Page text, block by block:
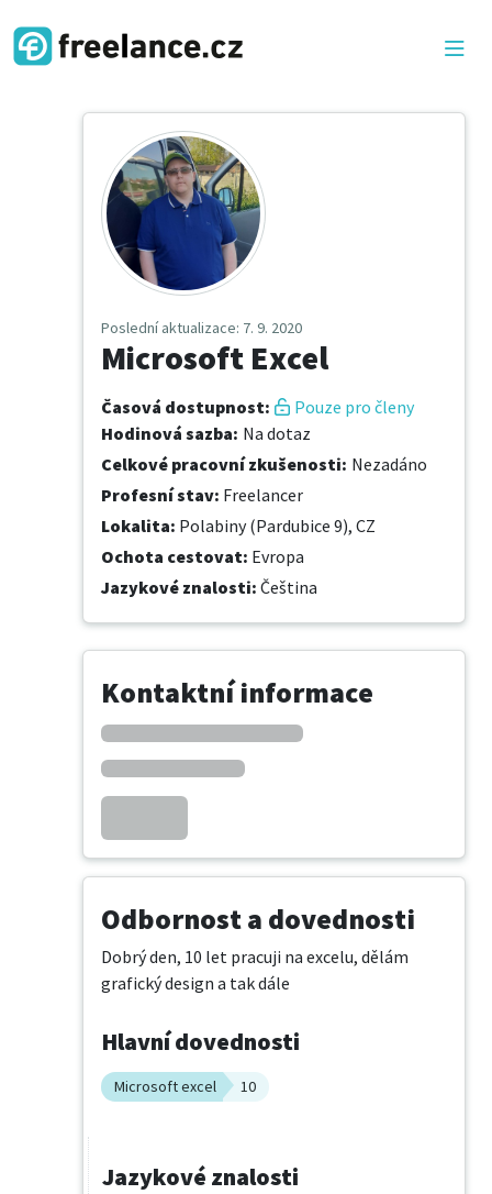
Poslední aktualizace: 7. 9. 2020
Microsoft Excel
Časová dostupnost:
Pouze pro členy
Hodinová sazba: Na dotaz
Celkové pracovní zkušenosti: Nezadáno
Profesní stav: Freelancer
Lokalita: Polabiny (Pardubice 9), CZ
Ochota cestovat: Evropa
Jazykové znalosti: Čeština
Kontaktní informace
Odbornost a dovednosti
Dobrý den, 10 let pracuji na excelu, dělám
grafický design a tak dále
Hlavní dovednosti
Microsoft excel 10
Jazykové znalosti